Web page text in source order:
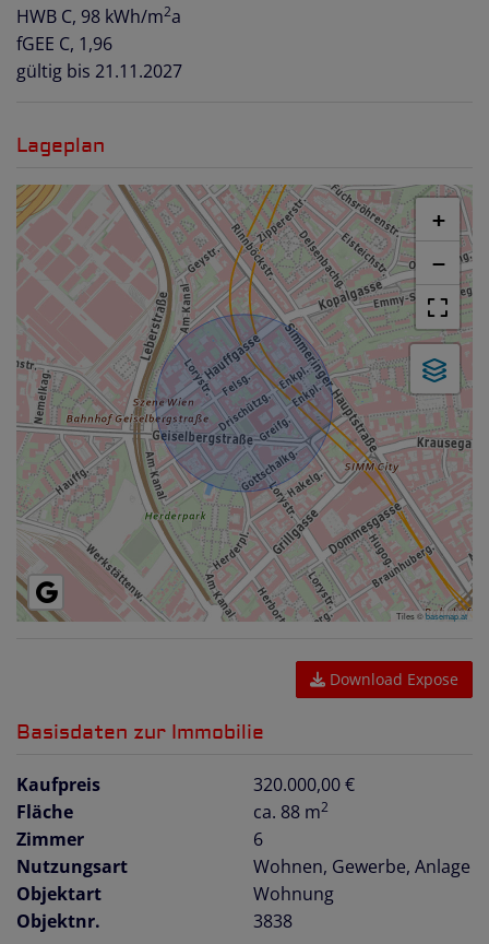
HWB C, 98 kWh/m2a
fGEE C, 1,96
gültig bis 21.11.2027
Lageplan
+
−
Tiles ©basemap.at
Download Expose
Basisdaten zur Immobilie
Kaufpreis
320.000,00 €
Fläche
ca. 88 m2
Zimmer
6
Nutzungsart
Wohnen Gewerbe Anlage
Objektart
Wohnung
Objektnr.
3838